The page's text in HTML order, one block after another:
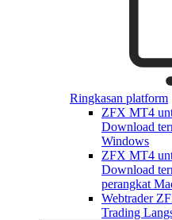
Ringkasan platform
ZFX MT4
Download
Windows
ZFX MT4
Download
perangkat
Webtrader
Trading